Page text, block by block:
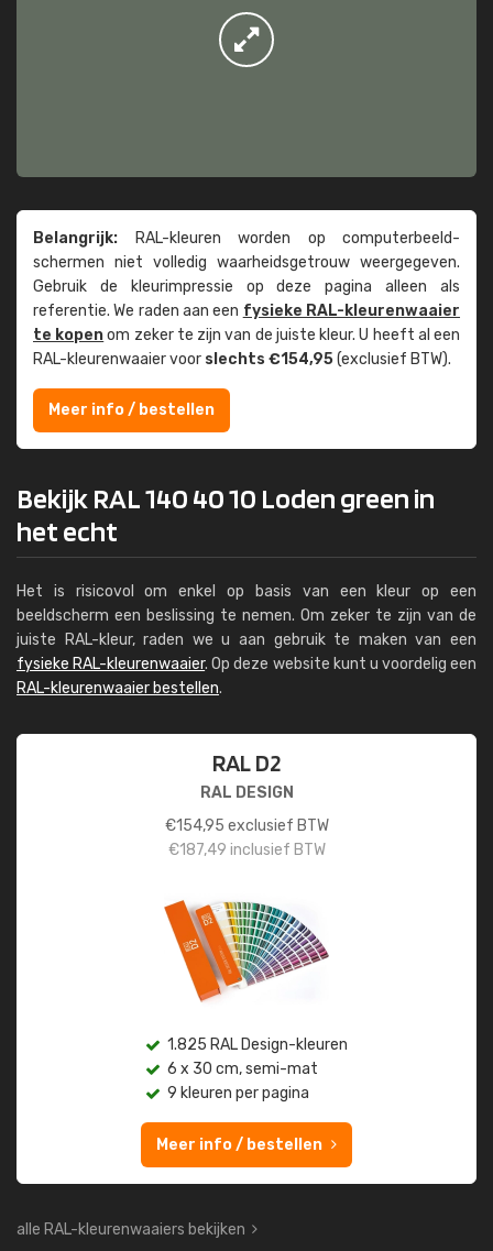
Belangrijk: RAL-kleuren worden op computer­beeld­
schermen niet volledig waarheids­­getrouw weer­gegeven.
Gebruik de kleur­impressie op deze pagina alleen als
referentie. We raden aan een fysieke RAL-kleuren­waaier
te kopenom zeker te zijn van de juiste kleur. U heeft al een
RAL-kleuren­waaier voor slechts €154,95(exclusief BTW).
Meer info / bestellen
Bekijk RAL 140 40 10 Loden green in
het echt
Het is risicovol om enkel op basis van een kleur op een
beeldscherm een beslissing te nemen. Om zeker te zijn van de
juiste RAL-kleur, raden we u aan gebruik te maken van een
fysieke RAL-kleurenwaaier. Op deze website kunt u voordelig een
RAL-kleurenwaaier bestellen.
RAL D2
RAL DESIGN
€154,95 exclusief BTW
€187,49 inclusief BTW
1.825 RAL Design-kleuren
6 x 30 cm, semi-mat
9 kleuren per pagina
Meer info / bestellen
alle RAL-kleurenwaaiers bekijken